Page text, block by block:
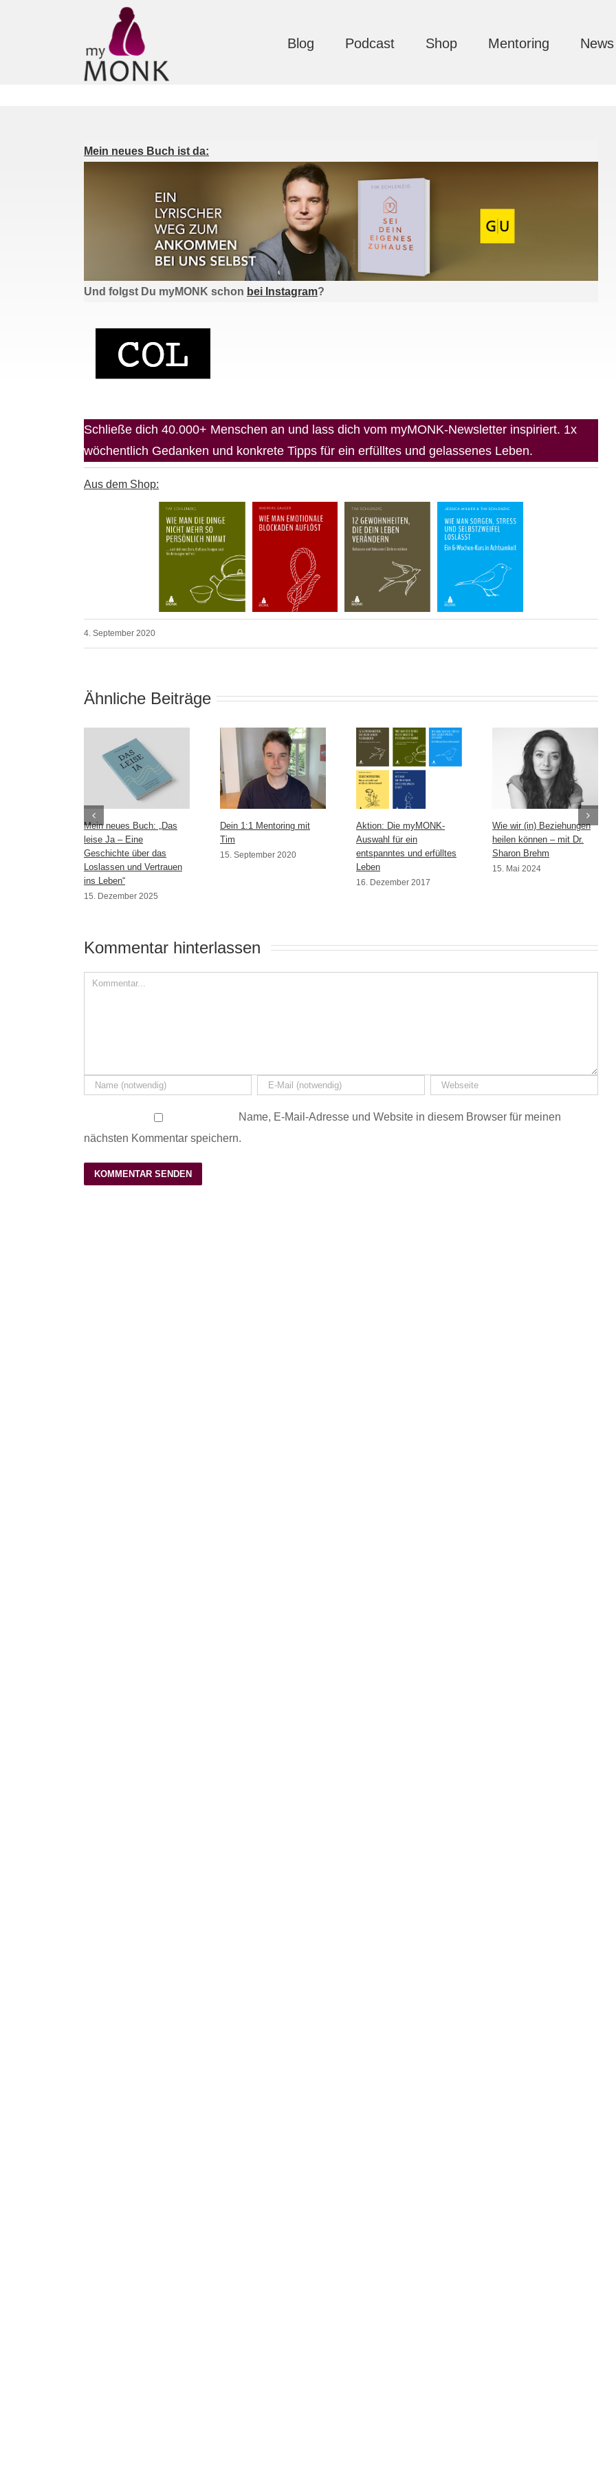
Blog Podcast Shop Mentoring News
Mein neues Buch ist da:
Und folgst Du myMONK schon bei Instagram?
Schließe dich 40.000+ Menschen an und lass dich vom myMONK-Newsletter inspiriert. 1x
wöchentlich Gedanken und konkrete Tipps für ein erfülltes und gelassenes Leben.
Aus dem Shop:
4. September 2020
Ähnliche Beiträge
Mein neues Buch: „Das
leise Ja – Eine
Geschichte über das
Loslassen und Vertrauen
ins Leben“
15. Dezember 2025
Dein 1:1 Mentoring mit
Tim
15. September 2020
Aktion: Die myMONK-
Auswahl für ein
entspanntes und erfülltes
Leben
16. Dezember 2017
Wie wir (in) Beziehungen
heilen können – mit Dr.
Sharon Brehm
15. Mai 2024
Kommentar hinterlassen
Name, E-Mail-Adresse und Website in diesem Browser für meinen
nächsten Kommentar speichern.